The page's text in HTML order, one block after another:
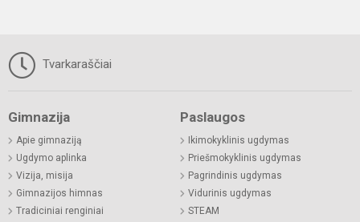
Tvarkaraščiai
Gimnazija
Apie gimnaziją
Ugdymo aplinka
Vizija, misija
Gimnazijos himnas
Tradiciniai renginiai
Paslaugos
Ikimokyklinis ugdymas
Priešmokyklinis ugdymas
Pagrindinis ugdymas
Vidurinis ugdymas
STEAM